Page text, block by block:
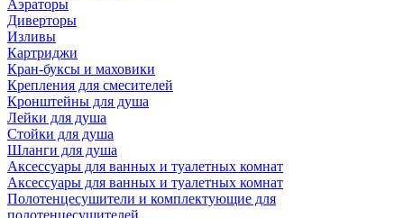
Аэраторы
Диверторы
Изливы
Картриджи
Кран-буксы и маховики
Крепления для смесителей
Кронштейны для душа
Лейки для душа
Стойки для душа
Шланги для душа
Аксессуары для ванных и туалетных комнат
Аксессуары для ванных и туалетных комнат
Полотенцесушители и комплектующие для
полотенцесушителей